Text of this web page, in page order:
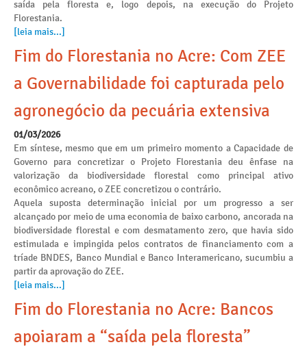
saída pela floresta e, logo depois, na execução do Projeto
Florestania.
[leia mais...]
Fim do Florestania no Acre: Com ZEE
a Governabilidade foi capturada pelo
agronegócio da pecuária extensiva
01/03/2026
Em síntese, mesmo que em um primeiro momento a Capacidade de
Governo para concretizar o Projeto Florestania deu ênfase na
valorização da biodiversidade florestal como principal ativo
econômico acreano, o ZEE concretizou o contrário.
Aquela suposta determinação inicial por um progresso a ser
alcançado por meio de uma economia de baixo carbono, ancorada na
biodiversidade florestal e com desmatamento zero, que havia sido
estimulada e impingida pelos contratos de financiamento com a
tríade BNDES, Banco Mundial e Banco Interamericano, sucumbiu a
partir da aprovação do ZEE.
[leia mais...]
Fim do Florestania no Acre: Bancos
apoiaram a “saída pela floresta”